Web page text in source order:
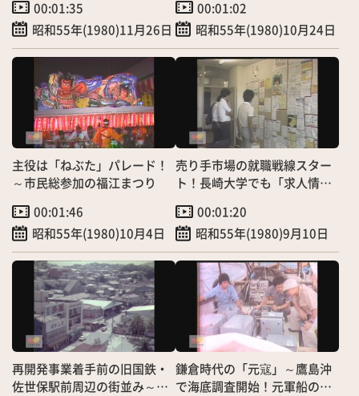
00:01:35
昭和55年(1980)11月26日
00:01:02
昭和55年(1980)10月24日
主役は「ねぶた」パレード！
～市民総参加の福江まつり
00:01:46
昭和55年(1980)10月4日
売り手市場の就職戦線スター
ト！長崎大学でも「求人情報
00:01:20
昭和55年(1980)9月10日
再開発事業着手前の旧国鉄・
佐世保駅前周辺の街並み～記
鎌倉時代の「元寇」～鷹島沖
で海底調査開始！元軍船の遺